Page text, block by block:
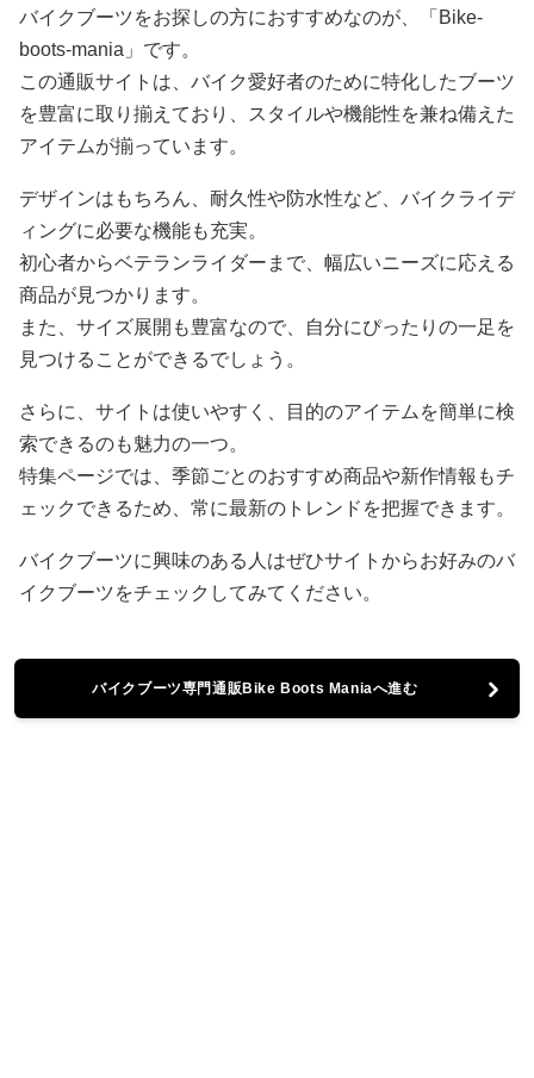
バイクブーツをお探しの方におすすめなのが、「Bike-
boots-mania」です。
この通販サイトは、バイク愛好者のために特化したブーツ
を豊富に取り揃えており、スタイルや機能性を兼ね備えた
アイテムが揃っています。
デザインはもちろん、耐久性や防水性など、バイクライデ
ィングに必要な機能も充実。
初心者からベテランライダーまで、幅広いニーズに応える
商品が見つかります。
また、サイズ展開も豊富なので、自分にぴったりの一足を
見つけることができるでしょう。
さらに、サイトは使いやすく、目的のアイテムを簡単に検
索できるのも魅力の一つ。
特集ページでは、季節ごとのおすすめ商品や新作情報もチ
ェックできるため、常に最新のトレンドを把握できます。
バイクブーツに興味のある人はぜひサイトからお好みのバ
イクブーツをチェックしてみてください。
バイクブーツ専門通販Bike Boots Maniaへ進む